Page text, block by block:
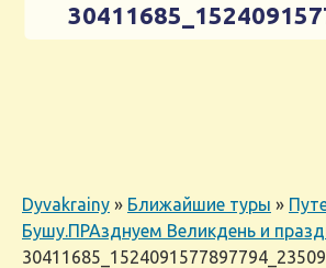
Dyvakrainy » Ближайшие туры »
Бушу.ПРАзднуем Великдень и